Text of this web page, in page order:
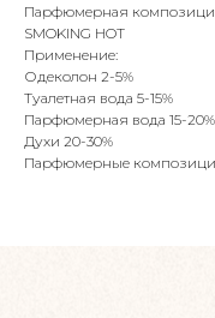
Парфюмерная
SMOKING HOT
Применение:
Одеколон 2-5%
Туалетная вода 5-15%
Парфюмерная вода 15-20%
Духи 20-30%
Парфюмерные